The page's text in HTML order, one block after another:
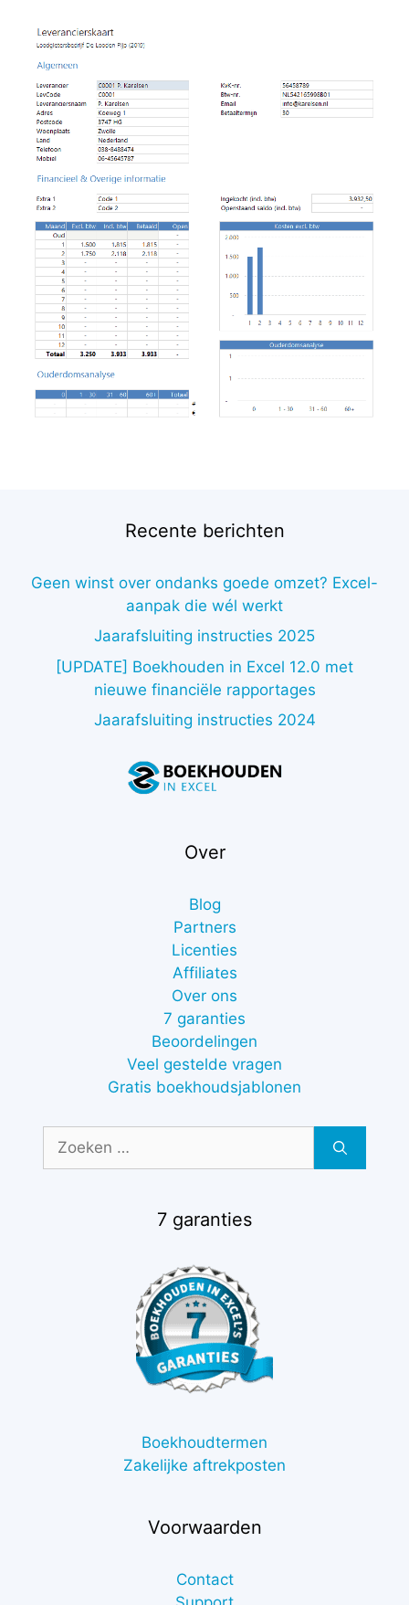
Recente berichten
Geen winst over ondanks goede omzet? Excel-
aanpak die wél werkt
Jaarafsluiting instructies 2025
[UPDATE] Boekhouden in Excel 12.0 met
nieuwe financiële rapportages
Jaarafsluiting instructies 2024
Over
Blog
Partners
Licenties
Affiliates
Over ons
7 garanties
Beoordelingen
Veel gestelde vragen
Gratis boekhoudsjablonen
Zoek
7 garanties
Boekhoudtermen
Zakelijke aftrekposten
Voorwaarden
Contact